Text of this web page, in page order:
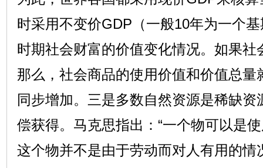
时采用不变价GDP（一般10年为一个
时期社会财富的价值变化情况。如果社
那么，社会商品的使用价值和价值总量
同步增加。三是多数自然资源是稀缺
偿获得。马克思指出：“一个物可以是
这个物并不是由于劳动而对人有用的情